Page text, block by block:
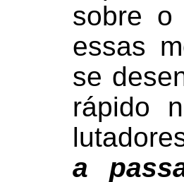
sobre
essas
se
rápido
a